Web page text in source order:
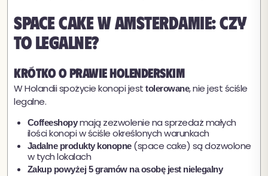
Space cake w Amsterdamie: czy
to legalne?
Krótko o prawie holenderskim
W Holandii spożycie konopi jest tolerowane, nie jest ściśle
legalne.
Coffeeshopymają zezwolenie na sprzedaż małych
ilości konopi w ściśle określonych warunkach
Jadalne produkty konopne(space cake) są dozwolone
w tych lokalach
Zakup powyżej 5 gramów na osobę jest nielegalny